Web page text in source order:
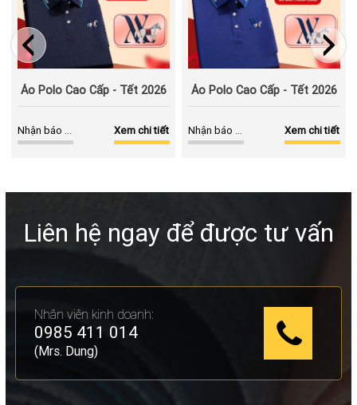
Áo Polo Cao Cấp - Tết 2026
Xem chi tiết
Nhận báo giá
Áo Polo Cao Cấp - Tết 2026
Xem chi tiết
Nhận báo giá
Liên hệ ngay để được tư vấn
Nhân viên kinh doanh:
0985 411 014
(Mrs. Dung)